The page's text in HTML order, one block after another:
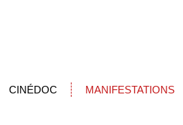
CINÉDOC MANIFESTATIONS